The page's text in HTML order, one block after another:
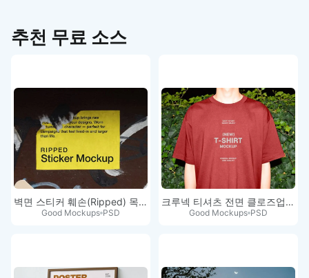
추천 무료 소스
벽면 스티커 훼손(Ripped) 목업
Good Mockups PSD
크루넥 티셔츠 전면 클로즈업 목업
Good Mockups PSD